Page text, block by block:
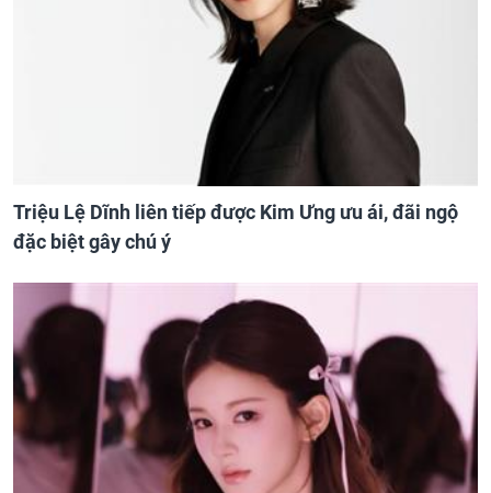
Triệu Lệ Dĩnh liên tiếp được Kim Ưng ưu ái, đãi ngộ
đặc biệt gây chú ý